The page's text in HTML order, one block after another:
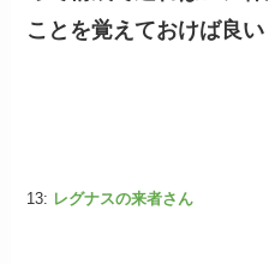
ことを覚えておけば良い
13: レグナスの来者さん